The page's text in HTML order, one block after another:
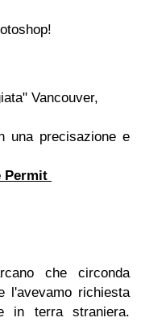
Vancouver,
una precisazione e
Permit
che circonda
l'avevamo richiesta
in terra straniera.